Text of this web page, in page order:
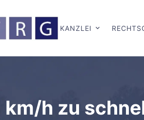
KANZLEI
km/h zu